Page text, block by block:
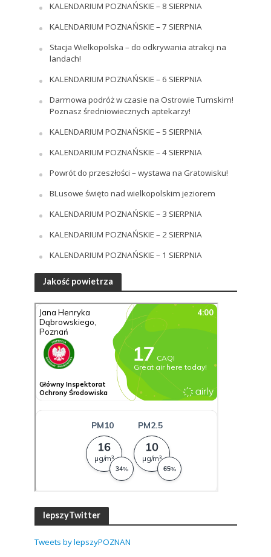
KALENDARIUM POZNAŃSKIE – 8 SIERPNIA
KALENDARIUM POZNAŃSKIE – 7 SIERPNIA
Stacja Wielkopolska – do odkrywania atrakcji na
landach!
KALENDARIUM POZNAŃSKIE – 6 SIERPNIA
Darmowa podróż w czasie na Ostrowie Tumskim!
Poznasz średniowiecznych aptekarzy!
KALENDARIUM POZNAŃSKIE – 5 SIERPNIA
KALENDARIUM POZNAŃSKIE – 4 SIERPNIA
Powrót do przeszłości – wystawa na Gratowisku!
BLusowe święto nad wielkopolskim jeziorem
KALENDARIUM POZNAŃSKIE – 3 SIERPNIA
KALENDARIUM POZNAŃSKIE – 2 SIERPNIA
KALENDARIUM POZNAŃSKIE – 1 SIERPNIA
Jakość powietrza
lepszyTwitter
Tweets by lepszyPOZNAN